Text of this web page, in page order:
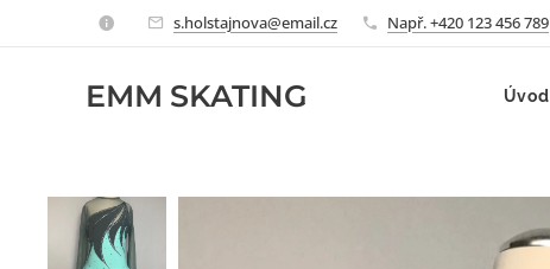
s.holstajnova@email.cz Např. +420 123 456 789
EMM SKATING Úvod